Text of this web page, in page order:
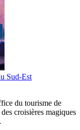
Sud-Est
du tourisme de
croisières magiques